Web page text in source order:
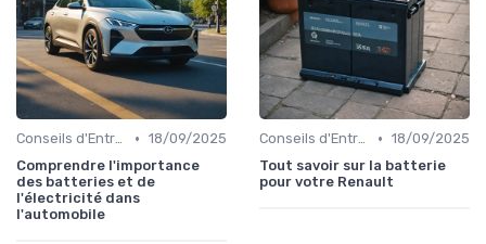
Conseils d'Entretien Auto • 18/09/2025
Comprendre l'importance
des batteries et de
l'électricité dans
l'automobile
Conseils d'Entretien Auto • 18/09/2025
Tout savoir sur la batterie
pour votre Renault